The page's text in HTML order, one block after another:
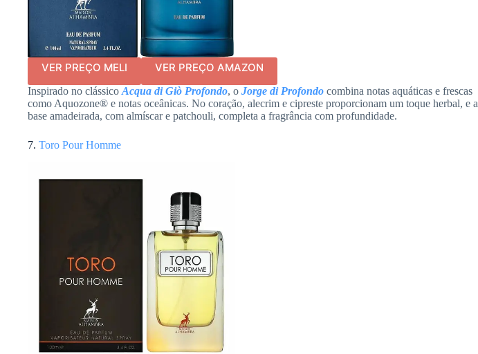
VER PREÇO MELI VER PREÇO AMAZON
Inspirado no clássico Acqua di Giò Profondo, o Jorge di Profondo combina notas aquáticas e frescas
como Aquozone® e notas oceânicas. No coração, alecrim e cipreste proporcionam um toque herbal, e a
base amadeirada, com almíscar e patchouli, completa a fragrância com profundidade.
7. Toro Pour Homme